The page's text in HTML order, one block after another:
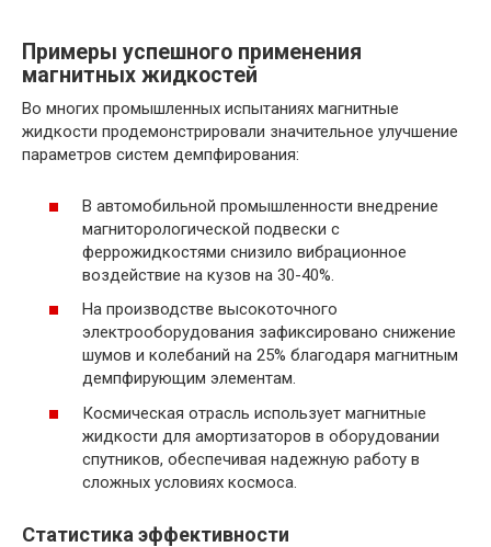
Примеры успешного применения
магнитных жидкостей
Во многих промышленных испытаниях магнитные
жидкости продемонстрировали значительное улучшение
параметров систем демпфирования:
В автомобильной промышленности внедрение
магниторологической подвески с
феррожидкостями снизило вибрационное
воздействие на кузов на 30-40%.
На производстве высокоточного
электрооборудования зафиксировано снижение
шумов и колебаний на 25% благодаря магнитным
демпфирующим элементам.
Космическая отрасль использует магнитные
жидкости для амортизаторов в оборудовании
спутников, обеспечивая надежную работу в
сложных условиях космоса.
Статистика эффективности